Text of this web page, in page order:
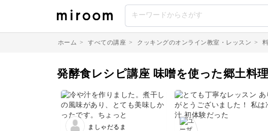
ホーム > すべての講座 > クッキングのオンライン教室・レッスン >
発酵食レシピ講座 味噌を使った郷土料
ましゃだるま